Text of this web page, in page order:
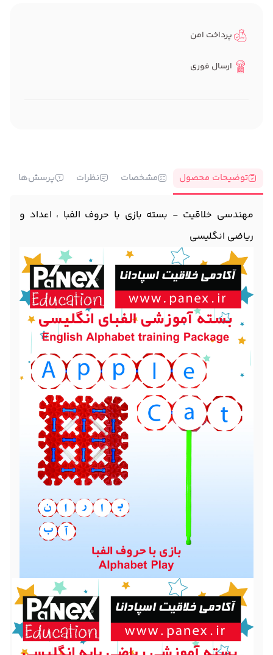
پرداخت امن
ارسال فوری
توضیحات محصول مشخصات نظرات پرسش‌ها
مهندسی خلاقیت - بسته بازی با حروف الفبا ، اعداد و
ریاضی انگلیسی